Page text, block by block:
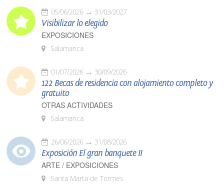
05/06/2026 31/03/2027
Visibilizar lo elegido
EXPOSICIONES
Salamanca
01/07/2026 30/09/2026
122 Becas de residencia con alojamiento completo y
gratuito
OTRAS ACTIVIDADES
Salamanca
26/06/2026 31/08/2026
Exposición El gran banquete II
ARTE / EXPOSICIONES
Santa Marta de Tormes